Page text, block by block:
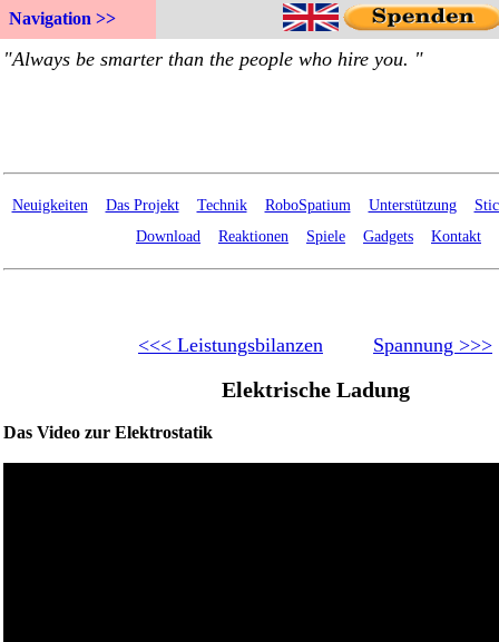
Navigation >>
Neuigkeiten Das Projekt Technik RoboSpatium Unterstützung
Download
Reaktionen Spiele Gadgets Kontakt
<<< Leistungsbilanzen Spannung >>>
Elektrische Ladung
Das Video zur Elektrostatik